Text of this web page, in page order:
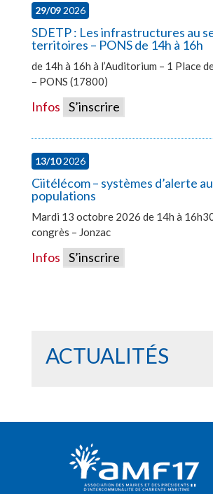
29/092026
SDETP : Les infrastructures au
territoires – PONS de 14h à 16h
de 14h à 16h à l’Auditorium – 1 Place
– PONS (17800)
Infos S’inscrire
13/102026
Ciitélécom – systèmes d’alerte
populations
Mardi 13 octobre 2026 de 14h à
congrès – Jonzac
Infos S’inscrire
ACTUALITÉS